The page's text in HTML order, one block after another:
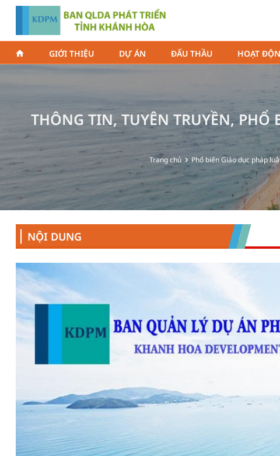
GIỚI THIỆU DỰ ÁN ĐẤU THẦU HOẠT
THÔNG TIN, TUYÊN TRUYỀN,
Trang chủ Phổ biến Giáo dục pháp
NỘI DUNG